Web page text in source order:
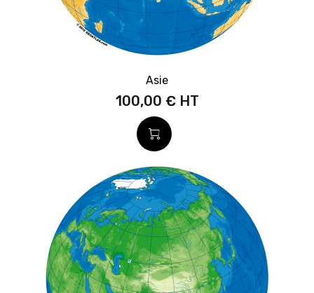
Asie
100,00 €